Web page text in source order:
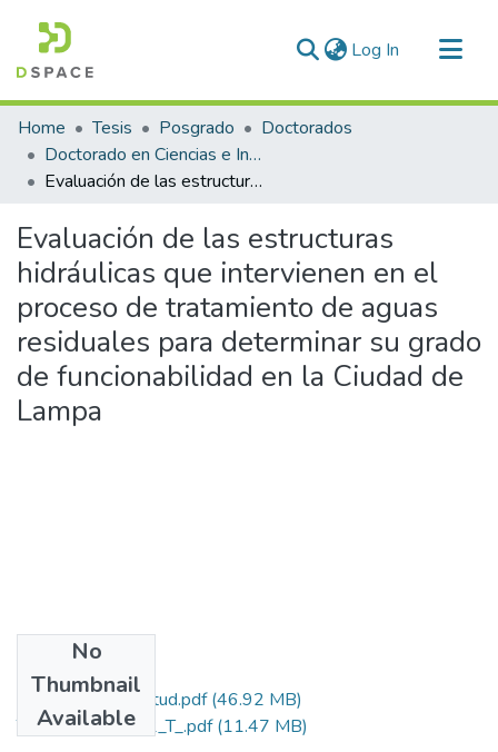
Log In (current)
Communities & Collections
All of DSpace
Statistics
Home Tesis Posgrado
Doctorados
Doctorado en Ciencias e Ingenieria Civil Ambiental
Evaluación de las estructuras hidráulicas que intervienen en el proceso de tratamiento de aguas residuales para determinar su grado de funcionabilidad en la Ciudad de Lampa
Evaluación de las estructuras
hidráulicas que intervienen en el
proceso de tratamiento de aguas
residuales para determinar su grado
de funcionabilidad en la Ciudad de
Lampa
No
Thumbnail
Available
Grado de Similitud.pdf(46.92 MB)
T036_70363982_T_.pdf(11.47 MB)